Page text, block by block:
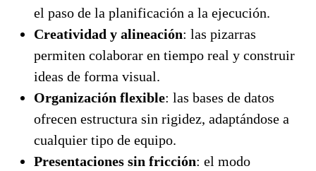
el paso de la planificación a la ejecución.
Creatividad y alineación: las pizarras
permiten colaborar en tiempo real y construir
ideas de forma visual.
Organización flexible: las bases de datos
ofrecen estructura sin rigidez, adaptándose a
cualquier tipo de equipo.
Presentaciones sin fricción: el modo